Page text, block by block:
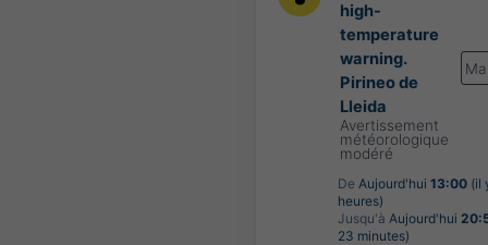
high-
temperature
warning.
Pirineo de
Lleida
Avertissement
météorologique
modéré
De Aujourd'hui 13:00 (il
heures)
Jusqu'à Aujourd'hui
23 minutes)